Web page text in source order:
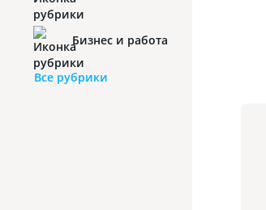
Бизнес и работа
Все рубрики